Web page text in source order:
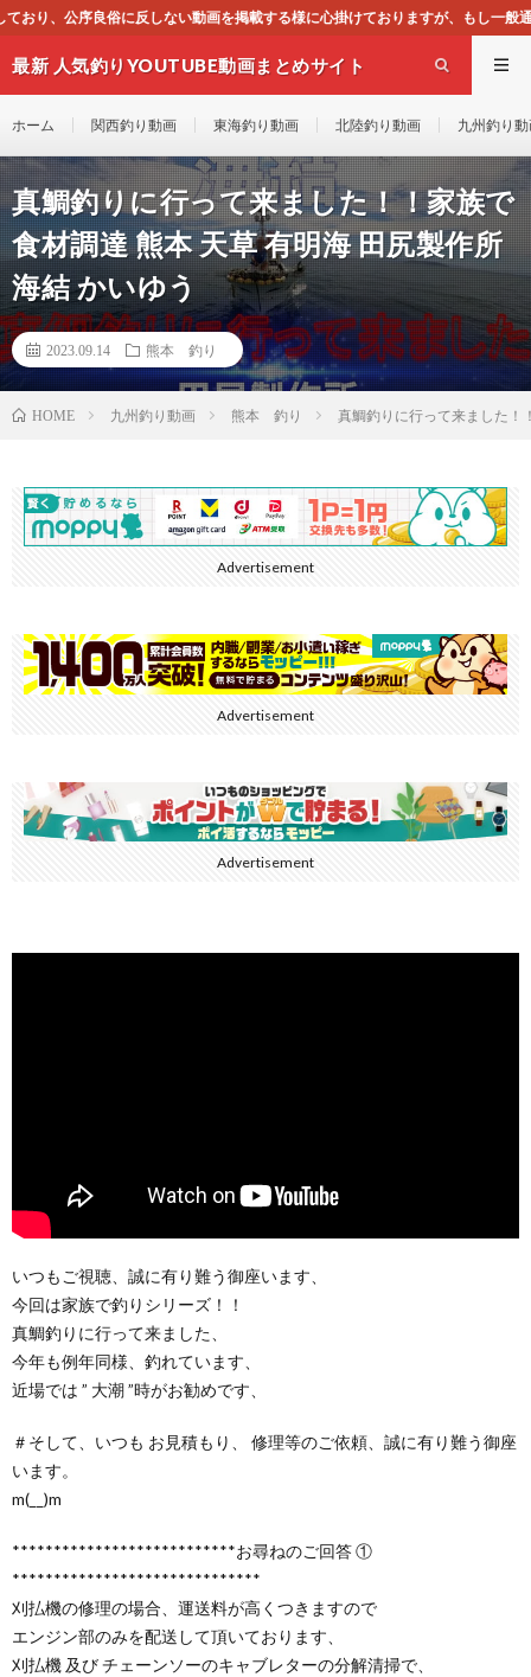
する様に心掛けておりますが、もし一般通念上不適合と思われる動画がご
最新 人気釣りYOUTUBE動画まとめサイト
ホーム 関西釣り動画 東海釣り動画 北陸釣り動画 九州釣り
真鯛釣りに行って来ました！！家族で
食材調達 熊本 天草 有明海 田尻製作所
海結 かいゆう
2023.09.14 熊本 釣り
HOME 九州釣り動画 熊本 釣り 真鯛釣りに行って来ました！
Advertisement
Advertisement
Advertisement
いつもご視聴、誠に有り難う御座います、
今回は家族で釣りシリーズ！！
真鯛釣りに行って来ました、
今年も例年同様、釣れています、
近場では ” 大潮 ”時がお勧めです、
＃そして、いつも お見積もり、 修理等のご依頼、誠に有り難う御座
います。
m(__)m
***************************お尋ねのご回答 ①
******************************
刈払機の修理の場合、運送料が高くつきますので
エンジン部のみを配送して頂いております、
刈払機 及び チェーンソーのキャブレターの分解清掃で、